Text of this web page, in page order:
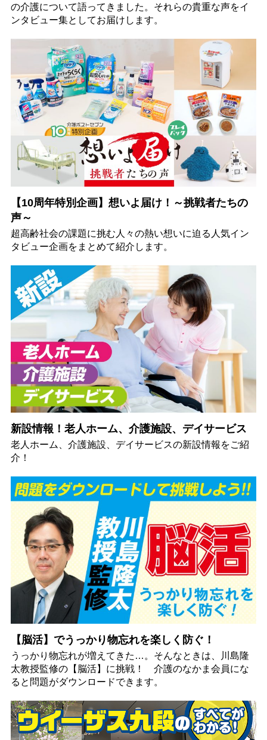
の介護について語ってきました。それらの貴重な声をイ
ンタビュー集としてお届けします。
【10周年特別企画】想いよ届け！～挑戦者たちの
声～
超高齢社会の課題に挑む人々の熱い想いに迫る人気イン
タビュー企画をまとめて紹介します。
新設情報！老人ホーム、介護施設、デイサービス
老人ホーム、介護施設、デイサービスの新設情報をご紹
介！
【脳活】でうっかり物忘れを楽しく防ぐ！
うっかり物忘れが増えてきた…。そんなときは、川島隆
太教授監修の【脳活】に挑戦！ 介護のなかま会員にな
ると問題がダウンロードできます。